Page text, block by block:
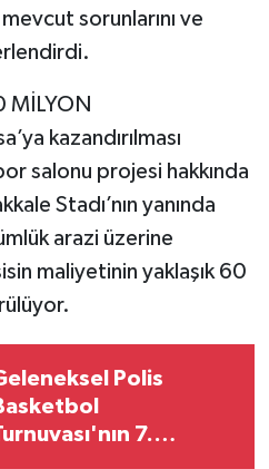
sorunlarını ve
MİLYON
kazandırılması
salonu projesi hakkında
Stadı’nın yanında
arazi üzerine
maliyetinin yaklaşık 60
Polis
7.